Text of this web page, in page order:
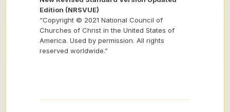
Edition (NRSVUE)
“Copyright © 2021 National Council of
Churches of Christ in the United States of
America. Used by permission. All rights
reserved worldwide.”